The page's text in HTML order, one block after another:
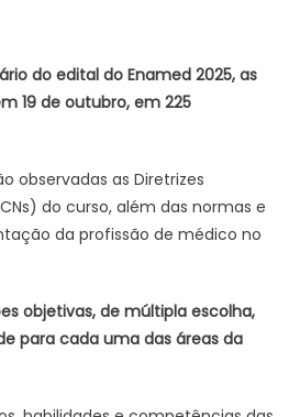
do edital do Enamed 2025, as
19 de outubro, em 225
observadas as Diretrizes
do curso, além das normas e
da profissão de médico no
objetivas, de múltipla escolha,
para cada uma das áreas da